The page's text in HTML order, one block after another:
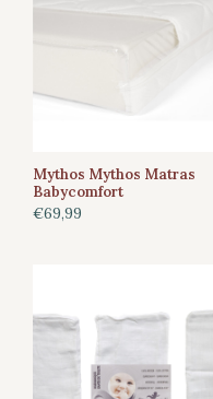
Mythos Mythos Matras
Babycomfort
€69,99